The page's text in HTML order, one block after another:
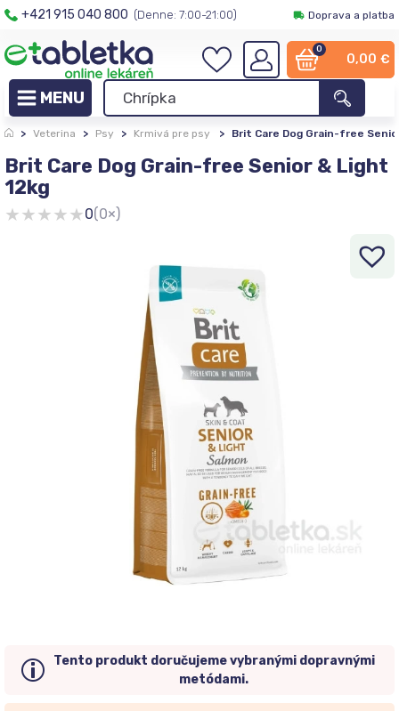
+421 915 040 800 (Denne: 7:00-21:00) Doprava a platba
0
0,00 €
> Veterina > Psy > Krmivá pre psy > Brit Care Dog Grain-free
Brit Care Dog Grain-free Senior & Light
12kg
★★★★★0(0×)
Tento produkt doručujeme vybranými dopravnými
metódami.